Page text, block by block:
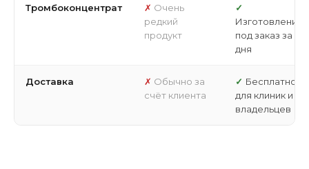
Тромбоконцентрат
Очень
редкий
продукт
Изготовление
под заказ за 3
дня
Доставка
Обычно за
счёт клиента
Бесплатно
для клиник и
владельцев